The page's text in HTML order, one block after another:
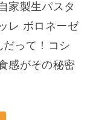
家製生パスタ
レ ボロネーゼ
だって！コシ
感がその秘密